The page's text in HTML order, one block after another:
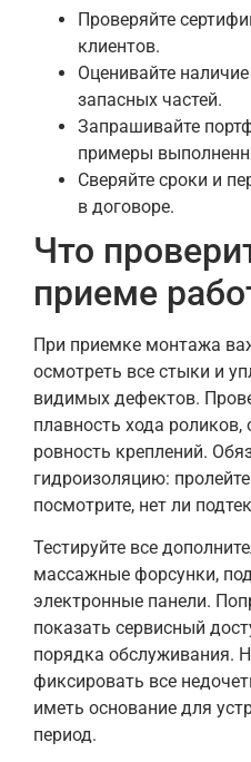
Проверяйте
клиентов.
Оценивайте
запасных частей.
Запрашивайте
примеры
Сверяйте сроки и
в договоре.
Что
приеме
При приемке монтажа
осмотреть все стыки и
видимых дефектов.
плавность хода роликов,
ровность креплений.
гидроизоляцию:
посмотрите, нет ли
Тестируйте все
массажные форсунки,
электронные панели.
показать сервисный
порядка обслуживания.
фиксировать все
иметь основание для
период.